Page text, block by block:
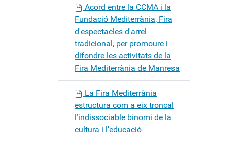
Acord entre la CCMA i la
Fundació Mediterrània, Fira
d'espectacles d'arrel
tradicional, per promoure i
difondre les activitats de la
Fira Mediterrània de Manresa
La Fira Mediterrània
estructura com a eix troncal
l’indissociable binomi de la
cultura i l’educació